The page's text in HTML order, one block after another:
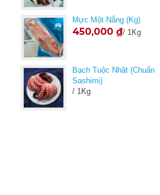
Mực Một Nắng (kg)
450,000 ₫/ 1Kg
Bạch Tuộc Nhật (Chuẩn
Sashimi)
/ 1Kg